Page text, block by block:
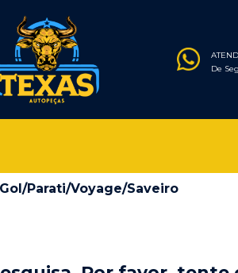
De
Gol/Parati/Voyage/Saveiro